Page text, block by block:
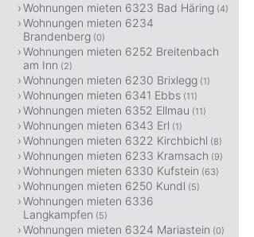
Wohnungen mieten 6323 Bad Häring (4)
Wohnungen mieten 6234
Brandenberg (0)
Wohnungen mieten 6252 Breitenbach
am Inn (2)
Wohnungen mieten 6230 Brixlegg (1)
Wohnungen mieten 6341 Ebbs (11)
Wohnungen mieten 6352 Ellmau (11)
Wohnungen mieten 6343 Erl (1)
Wohnungen mieten 6322 Kirchbichl (8)
Wohnungen mieten 6233 Kramsach (9)
Wohnungen mieten 6330 Kufstein (63)
Wohnungen mieten 6250 Kundl (5)
Wohnungen mieten 6336
Langkampfen (5)
Wohnungen mieten 6324 Mariastein (0)